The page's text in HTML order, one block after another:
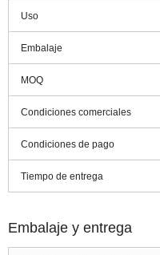
Uso
Embalaje
MOQ
Condiciones comerciales
Condiciones de pago
Tiempo de entrega
Embalaje y entrega